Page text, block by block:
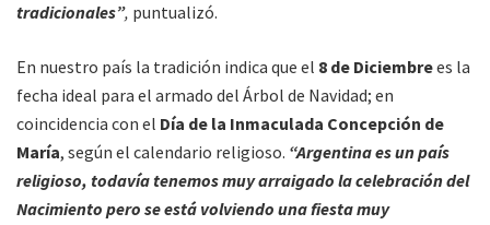
tradicionales”, puntualizó.
En nuestro país la tradición indica que el 8 de Diciembrees la
fecha ideal para el armado del Árbol de Navidad; en
coincidencia con el Día de la Inmaculada Concepción de
María, según el calendario religioso. “Argentina es un país
religioso, todavía tenemos muy arraigado la celebración del
Nacimiento pero se está volviendo una fiesta muy